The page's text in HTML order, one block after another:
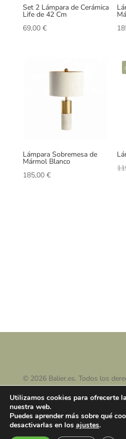
Set 2 Lámpara de Cerámica
Life de 42 Cm
69,00 €
Lámpara Sobremesa de
Mármol Blanco
185,00 €
© 2026 Balier.es. Todos los
Utilizamos cookies para ofrecerte
nuestra web.
Puedes aprender más sobre qué
desactivarlas en los ajustes.